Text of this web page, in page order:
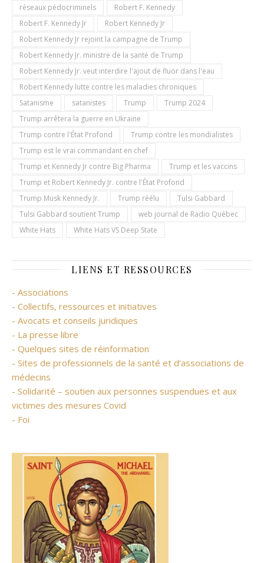
réseaux pédocriminels
Robert F. Kennedy
Robert F. Kennedy Jr
Robert Kennedy Jr
Robert Kennedy Jr rejoint la campagne de Trump
Robert Kennedy Jr. ministre de la santé de Trump
Robert Kennedy Jr. veut interdire l'ajout de fluor dans l'eau
Robert Kennedy lutte contre les maladies chroniques
Satanisme
satanistes Trump
Trump 2024
Trump arrêtera la guerre en Ukraine
Trump contre l'État Profond
Trump contre les mondialistes
Trump est le vrai commandant en chef
Trump et Kennedy Jr contre Big Pharma
Trump et les vaccins
Trump et Robert Kennedy Jr. contre l'État Profond
Trump Musk Kennedy Jr.
Trump réélu
Tulsi Gabbard
Tulsi Gabbard soutient Trump
web journal de Radio Québec
White Hats
White Hats VS Deep State
LIENS ET RESSOURCES
- Associations
- Collectifs, ressources et initiatives
- Avocats et conseils juridiques
- La presse libre
- Quelques sites de réinformation
- Sites de professionnels de la santé et d’associations de
médecins
- Solidarité – soutien aux personnes suspendues et aux
victimes des mesures Covid
- Foi